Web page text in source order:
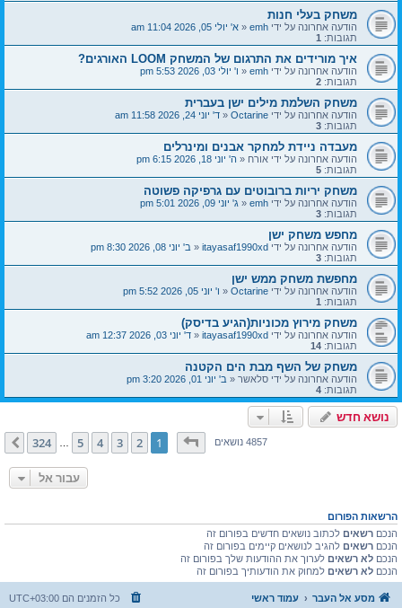
משחק בעלי חנות
הודעה אחרונה על ידי emh
«א' יולי 05, 2026 11:04 am
תגובות: 1
איך מורידים את התרגום של המשחק LOOM האורגים?
הודעה אחרונה על ידי emh
«ו' יולי 03, 2026 5:53 pm
תגובות: 2
משחק השלמת מילים ישן בעברית
הודעה אחרונה על ידי Octarine
«ד' יוני 24, 2026 11:58 am
תגובות: 3
מעבדה ניידת למחקר אבנים ומינרלים
הודעה אחרונה על ידי אורח«ה' יוני 18, 2026 6:15 pm
תגובות: 5
משחק יריות ברובוטים עם גרפיקה פשוטה
הודעה אחרונה על ידי emh
«ג' יוני 09, 2026 5:01 pm
תגובות: 3
מחפש משחק ישן
הודעה אחרונה על ידי itayasaf1990xd
«ב' יוני 08, 2026 8:30 pm
תגובות: 3
מחפשת משחק ממש ישן
הודעה אחרונה על ידי Octarine
«ו' יוני 05, 2026 5:52 pm
תגובות: 1
משחק מירוץ מכוניות(הגיע בדיסק)
הודעה אחרונה על ידי itayasaf1990xd
«ד' יוני 03, 2026 12:37 am
תגובות: 14
משחק של השף מבת הים הקטנה
הודעה אחרונה על ידי סלאשר«ב' יוני 01, 2026 3:20 pm
תגובות: 4
נושא חדש
4857 נושאיםדף1מתוך 324
1
2
3
4
5
324 הבא
עבור אל
הרשאות הפורום
הנכם רשאיםלכתוב נושאים חדשים בפורום זה
הנכם רשאיםלהגיב לנושאים קיימים בפורום זה
הנכם לא רשאיםלערוך את ההודעות שלך בפורום זה
הנכם לא רשאיםלמחוק את הודעותיך בפורום זה
מסע אל העבר עמוד ראשי כל הזמנים הם UTC+03:00